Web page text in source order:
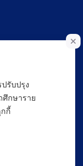
ปรับปรุง
ศึกษาราย
กี้